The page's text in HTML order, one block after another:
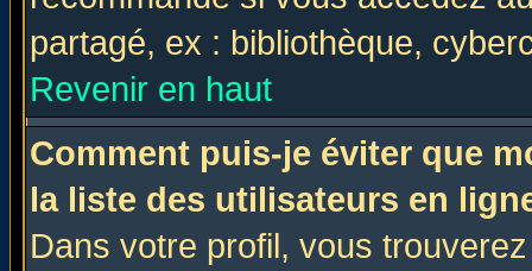
partagé, ex : bibliothèque,
Revenir en haut
Comment puis-je éviter que
la liste des utilisateurs en
Dans votre profil, vous